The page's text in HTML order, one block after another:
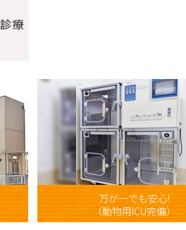
万が一でも安心!
（動物用ICU完備）